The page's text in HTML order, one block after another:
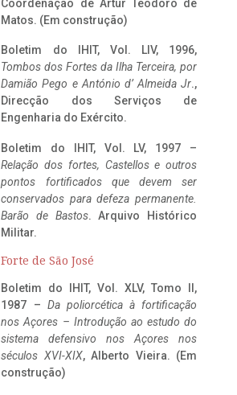
Coordenação de Artur Teodoro de
Matos. (Em construção)
Boletim do IHIT, Vol. LIV, 1996,
Tombos dos Fortes da Ilha Terceira, por
Damião Pego e António d’ Almeida Jr.,
Direcção dos Serviços de
Engenharia do Exército.
Boletim do IHIT, Vol. LV, 1997 –
Relação dos fortes, Castellos e outros
pontos fortificados que devem ser
conservados para defeza permanente.
Barão de Bastos. Arquivo Histórico
Militar.
Forte de São José
Boletim do IHIT, Vol. XLV, Tomo II,
1987 – Da poliorcética à fortificação
nos Açores – Introdução ao estudo do
sistema defensivo nos Açores nos
séculos XVI-XIX, Alberto Vieira. (Em
construção)